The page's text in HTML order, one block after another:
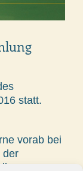
statt.
vorab bei
der